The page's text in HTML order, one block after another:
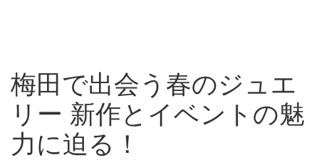
梅田で出会う春のジュエ
リー 新作とイベントの魅
力に迫る！